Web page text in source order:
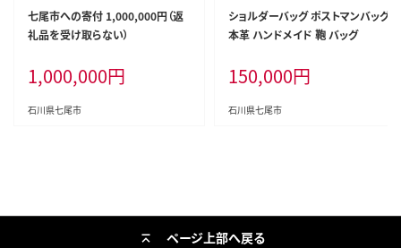
七尾市への寄付 1,000,000円（返
礼品を受け取らない）
1,000,000円
石川県七尾市
ショルダーバッグ ポストマンバッグ
本革 ハンドメイド 鞄 バッグ
150,000円
石川県七尾市
ページ上部へ戻る